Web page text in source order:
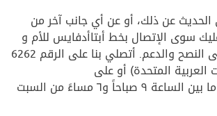
عن ذلك، أو عن أي جانب آخر من
سوى الإتصال بخط أبتاأدفايس للأم و
الطفل للحصول على النصح والدعم. أتصلي بنا على الرقم 6262
العربية المتحدة) أو على
0097144209489 ما بين الساعة ٩ صباحاً و٦ مساءً من السبت